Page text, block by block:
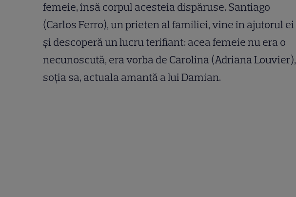
femeie, însă corpul acesteia dispăruse. Santiago
(Carlos Ferro), un prieten al familiei, vine în ajutorul ei
și descoperă un lucru terifiant: acea femeie nu era o
necunoscută, era vorba de Carolina (Adriana Louvier),
soția sa, actuala amantă a lui Damian.